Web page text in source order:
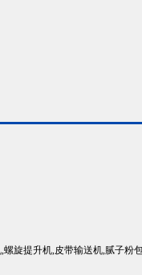
旋提升机,皮带输送机,腻子粉